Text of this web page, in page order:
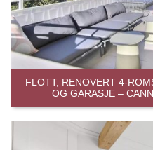
FLOTT, RENOVERT 4-
OG GARASJE –